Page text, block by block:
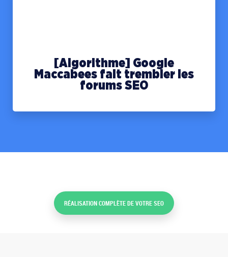
[Algorithme] Google
Maccabees fait trembler les
forums SEO
RÉALISATION COMPLÈTE DE VOTRE SEO